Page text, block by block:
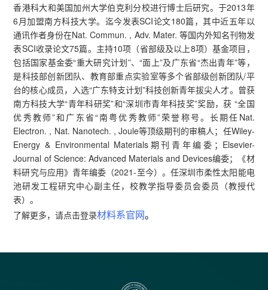
香港科大和美国加州大学伯克利分校进行博士后研究。于2013年
6月加盟南方科技大学。迄今发表SCI论文180篇，其中近五年以
通讯作者身份在Nat. Commun. , Adv. Mater. 等国内外知名刊物发
表SCI收录论文75篇。主持10项（省部级及以上8项）基金项目，
包括国家基金委“重大研究计划”、“面上”及广东省“杰出青年”等，
是科技部创新团队、教育部重点实验室等多个省部级创新团队/平
台的核心成员，入选“广东特支计划”科技创新青年拔尖人才。曾获
南方科技大学“青年科研奖”和“深圳市青年科技奖”奖励，获 “全国
优秀教师”和广东省“南粤优秀教师”荣誉称号。长期任Nat.
Electron. , Nat. Nanotech. , Joule等顶级期刊的审稿人；任Wiley-
Energy & Environmental Materials期刊青年编委；Elsevier-
Journal of Science: Advanced Materials and Devices编委；《材
料研究与应用》青年编委（2021-至今）。任深圳市柔性太阳能电
池研发工程研究中心副主任，校教学指导委员会委员（教授代
表）。
了解更多，请点击登录材料系官网。